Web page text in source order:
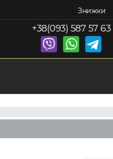
Знижки
+38(093) 587 57 63